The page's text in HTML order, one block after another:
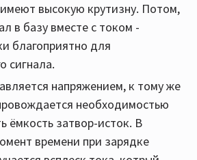
высокую крутизну. Потом,
в базу вместе с током -
благоприятно для
сигнала.
напряжением, к тому же
необходимостью
ёмкость затвор-исток. В
времени при зарядке